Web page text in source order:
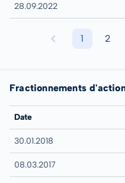
28.09.2022
1 2
Fractionnements
Date
30.01.2018
08.03.2017